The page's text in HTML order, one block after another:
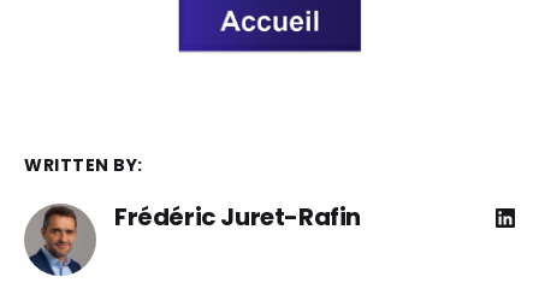
WRITTEN BY:
Frédéric Juret-Rafin